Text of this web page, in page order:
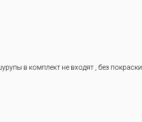
в комплект не входят , без покраски.